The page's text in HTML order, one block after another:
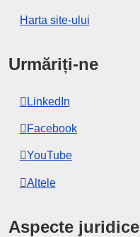
Harta site-ului
Urmăriți-ne
LinkedIn
Facebook
YouTube
Altele
Aspecte juridice